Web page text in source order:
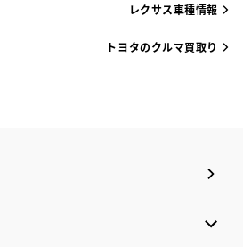
レクサス車種情報
トヨタのクルマ買取り